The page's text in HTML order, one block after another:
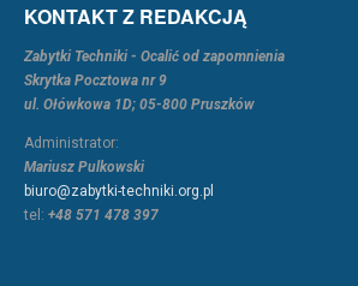
KONTAKT Z REDAKCJĄ
Zabytki Techniki - Ocalić od zapomnienia
Skrytka Pocztowa nr 9
ul. Ołówkowa 1D; 05-800 Pruszków
Administrator:
Mariusz Pulkowski
biuro@zabytki-techniki.org.pl
tel: +48 571 478 397